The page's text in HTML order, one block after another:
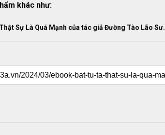
khác như:
Sự Là Quá Mạnh của tác giả Đường Tào Lão Sư.